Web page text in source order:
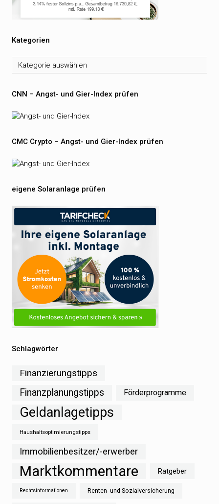
Kategorien
Kategorien
CNN – Angst- und Gier-Index prüfen
CMC Crypto – Angst- und Gier-Index prüfen
eigene Solaranlage prüfen
Schlagwörter
Finanzierungstipps
Finanzplanungstipps
Förderprogramme
Geldanlagetipps
Haushaltsoptimierungstipps
Immobilienbesitzer/-erwerber
Marktkommentare Ratgeber
Rechtsinformationen Renten- und Sozialversicherung